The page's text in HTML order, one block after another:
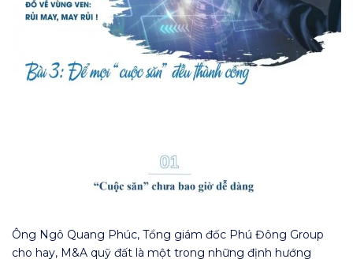
Ông Ngô Quang Phúc, Tổng giám đốc Phú Đông Group
cho hay, M&A quỹ đất là một trong những định hướng